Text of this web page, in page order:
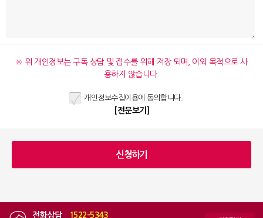
※ 위 개인정보는 구독 상담 및 접수를 위해 저장 되며, 이외 목적으로 사
용하지 않습니다.
개인정보수집이용에 동의합니다.
[전문보기]
전화상담 1522-5343